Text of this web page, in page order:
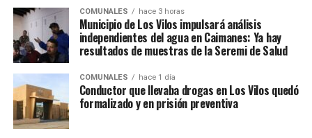
COMUNALES hace 3 horas
Municipio de Los Vilos impulsará análisis
independientes del agua en Caimanes: Ya hay
resultados de muestras de la Seremi de Salud
COMUNALES hace 1 día
Conductor que llevaba drogas en Los Vilos quedó
formalizado y en prisión preventiva